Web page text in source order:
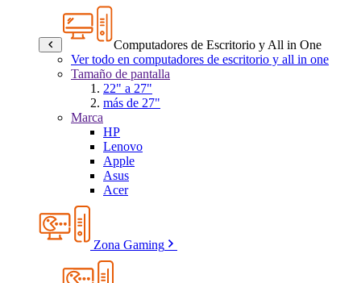
Computadores de Escritorio y All in One
Ver todo en computadores de escritorio y all in one
Tamaño de pantalla
22" a 27"
más de 27"
Marca
HP
Lenovo
Apple
Asus
Acer
Zona Gaming